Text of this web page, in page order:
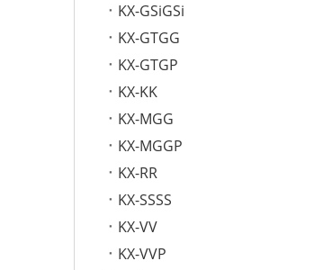
KX-GSiGSi
KX-GTGG
KX-GTGP
KX-KK
KX-MGG
KX-MGGP
KX-RR
KX-SSSS
KX-VV
KX-VVP